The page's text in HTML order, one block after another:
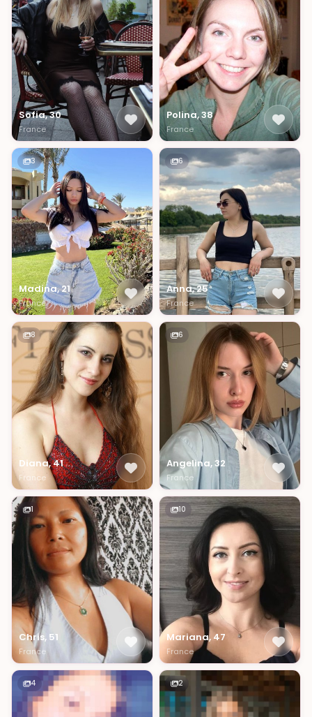
Sofia, 30
France
Polina, 38
France
3
Madina, 21
France
6
Anna, 25
France
8
Diana, 41
France
6
Angelina, 32
France
1
Chris, 51
France
10
Mariana, 47
France
4 2